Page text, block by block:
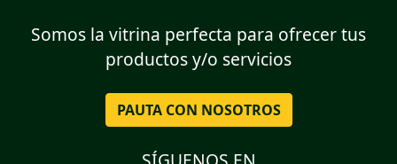
Somos la vitrina perfecta para ofrecer tus
productos y/o servicios
PAUTA CON NOSOTROS